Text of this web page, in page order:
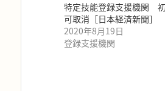
特定技能登録支援機関
可取消［日本経済新聞］
2020年8月19日
登録支援機関